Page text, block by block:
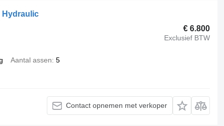
Hydraulic
€ 6.800
Exclusief BTW
Aantal assen 5
Contact opnemen met verkoper